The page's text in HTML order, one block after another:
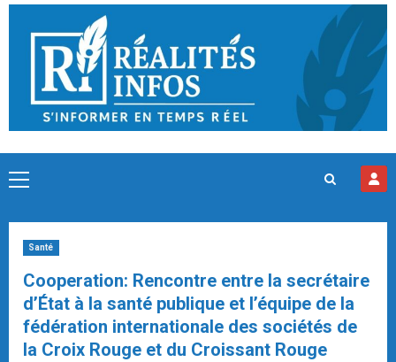
Skip
content
Primary
Santé
Cooperation: Rencontre entre la secrétaire
d’État à la santé publique et l’équipe de la
fédération internationale des sociétés de
la Croix Rouge et du Croissant Rouge